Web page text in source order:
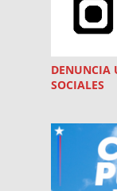
DENUNCIA
SOCIALES